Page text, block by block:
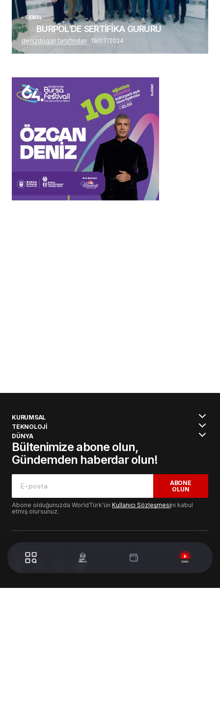
GENEL
BURPOL’DE SERTİFİKA GURURU
denizdogan tarafından 19/07/2024
KURUMSAL
TEKNOLOJİ
DÜNYA
Bültenimize abone olun,
Gündemden haberdar olun!
ABONE
OLUN
Abone olduğunuzda WorldTürk'ün Kullanıcı Sözleşmesini kabul
etmiş olursunuz.
© 2024 WorldTurk. Tüm Hakları Saklıdır. - Tasarım & Geliştirme :
Volion's